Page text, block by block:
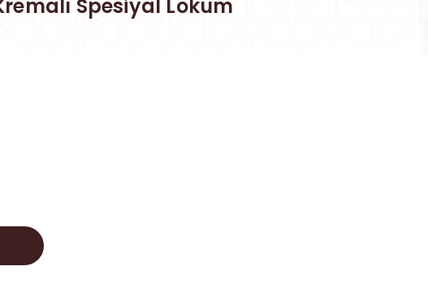
Spesiyal Lokum